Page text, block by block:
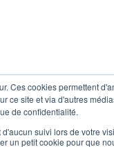
Ces cookies permettent
ce site et via d'autres
de confidentialité.
suivi lors de votre
un petit cookie pour que